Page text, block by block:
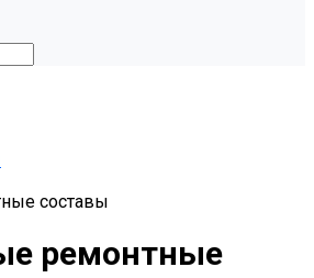
составы
ремонтные